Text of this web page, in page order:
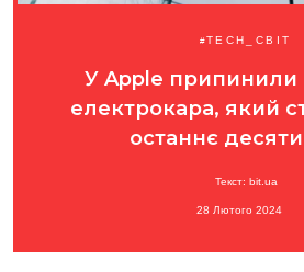
TECH_СВІТ
У Apple припинили
електрокара, який
останнє
Текст: bit.ua
28 Лютого 2024